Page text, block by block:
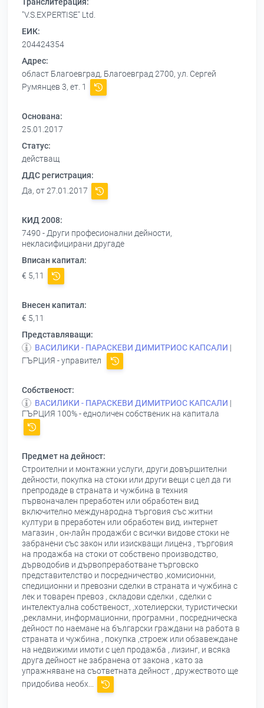
Транслитерация:
"V.S.EXPERTISE" Ltd.
ЕИК:
204424354
Адрес:
област Благоевград, Благоевград 2700, ул. Сергей
Румянцев 3, ет. 1
Основана:
25.01.2017
Статус:
действащ
ДДС регистрация:
Да, от 27.01.2017
КИД 2008:
7490 - Други професионални дейности,
некласифицирани другаде
Вписан капитал:
€ 5,11
Внесен капитал:
€ 5,11
Представляващи:
ВАСИЛИКИ - ПАРАСКЕВИ ДИМИТРИОС КАПСАЛИ |
ГЪРЦИЯ - управител
Собственост:
ВАСИЛИКИ - ПАРАСКЕВИ ДИМИТРИОС КАПСАЛИ |
ГЪРЦИЯ 100% - едноличен собственик на капитала
Предмет на дейност:
Строителни и монтажни услуги, други довършителни
дейности, покупка на стоки или други вещи с цел да ги
препродаде в страната и чужбина в техния
първоначален преработен или обработен вид
включително международна търговия със житни
култури в преработен или обработен вид, интернет
магазин , он-лайн продажби с всички видове стоки не
забранени със закон или изискващи лиценз , търговия
на продажба на стоки от собствено производство,
дърводобив и дървопреработване търговско
представителство и посредничество ,комисионни,
спедиционни и превозни сделки в страната и чужбина с
лек и товарен превоз , складови сделки , сделки с
интелектуална собственост, ,хотелиерски, туристически
,рекламни, информационни, програмни , посредническа
дейност по наемане на български граждани на работа в
страната и чужбина , покупка ,строеж или обзавеждане
на недвижими имоти с цел продажба , лизинг, и всяка
друга дейност не забранена от закона , като за
упражняване на съответната дейност , дружеството ще
придобива необх...